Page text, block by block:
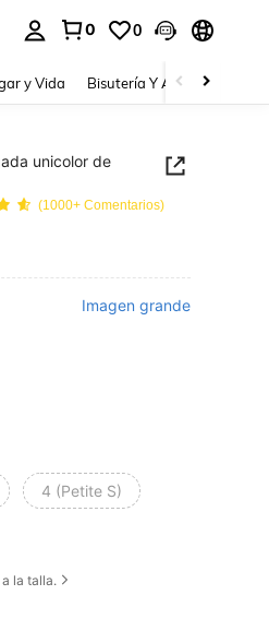
0 0
y Vida Bisutería Y Accesorios
unicolor de
(1000+ Comentarios)
Imagen grande
4 (Petite S)
la talla.